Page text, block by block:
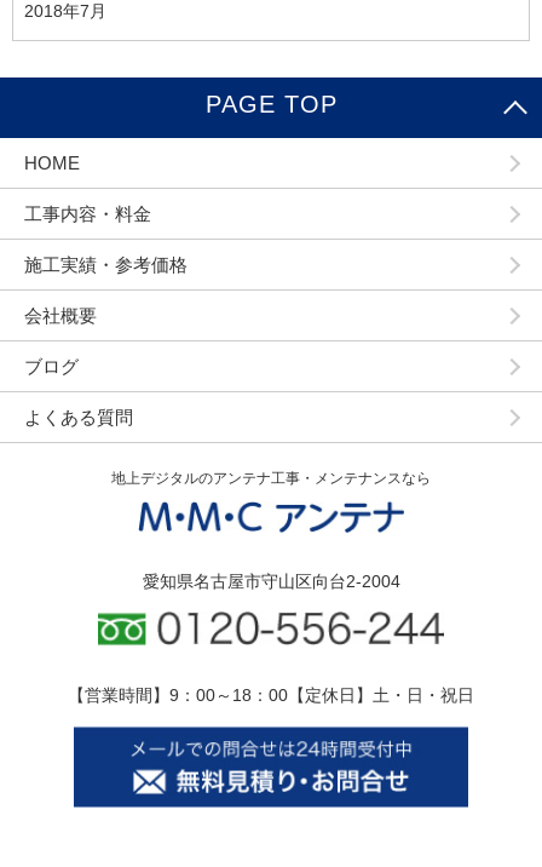
2018年7月
PAGE TOP
HOME
工事内容・料金
施工実績・参考価格
会社概要
ブログ
よくある質問
地上デジタルのアンテナ工事・メンテナンスなら
愛知県名古屋市守山区向台2-2004
【営業時間】9：00～18：00【定休日】土・日・祝日